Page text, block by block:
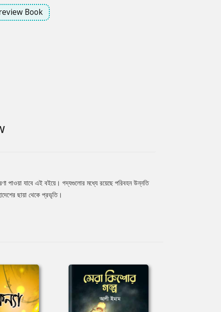
Book
পাওয়া যাবে এই বইয়ে। গদ্যগুলোর মধ্যে রয়েছে পরিবহন উন্নতি
ছায়া থেকে প্রভৃতি।